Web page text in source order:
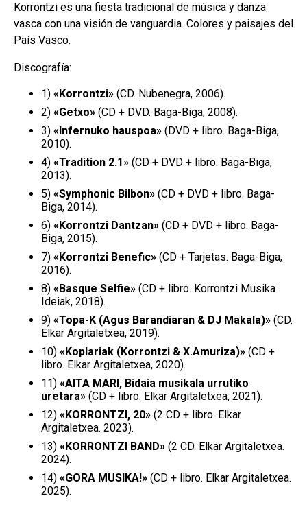
Korrontzi es una fiesta tradicional de música y danza
vasca con una visión de vanguardia. Colores y paisajes del
País Vasco.
Discografía:
1) «Korrontzi» (CD. Nubenegra, 2006).
2) «Getxo» (CD + DVD. Baga-Biga, 2008).
3) «Infernuko hauspoa» (DVD + libro. Baga-Biga,
2010).
4) «Tradition 2.1» (CD + DVD + libro. Baga-Biga,
2013).
5) «Symphonic Bilbon» (CD + DVD + libro. Baga-
Biga, 2014).
6) «Korrontzi Dantzan» (CD + DVD + libro. Baga-
Biga, 2015).
7) «Korrontzi Benefic» (CD + Tarjetas. Baga-Biga,
2016).
8) «Basque Selfie» (CD + libro. Korrontzi Musika
Ideiak, 2018).
9) «Topa-K (Agus Barandiaran & DJ Makala)» (CD.
Elkar Argitaletxea, 2019).
10) «Koplariak (Korrontzi & X.Amuriza)» (CD +
libro. Elkar Argitaletxea, 2020).
11) «AITA MARI, Bidaia musikala urrutiko
uretara» (CD + libro. Elkar Argitaletxea, 2021).
12) « KORRONTZI, 20» (2 CD + libro. Elkar
Argitaletxea. 2023).
13) «KORRONTZI BAND» (2 CD. Elkar Argitaletxea.
2024).
14) «GORA MUSIKA!» (CD + libro. Elkar Argitaletxea.
2025).